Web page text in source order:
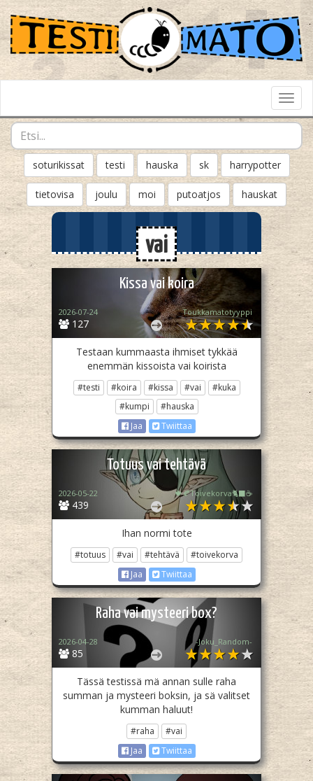
soturikissat testi hauska sk harrypotter
tietovisa joulu moi putoatjos hauskat
vai
Kissa vai koira
127
2026-07-24 Toukkamatotyyppi
Testaan kummaasta ihmiset tykkää
enemmän kissoista vai koirista
#testi #koira #kissa #vai
#kuka
#kumpi
#hauska
Jaa
Twiittaa
Totuus vai tehtävä
439
2026-05-22 🍁🍂Toivekorva🐈‍⬛☕
Ihan normi tote
#totuus #vai #tehtävä
#toivekorva
Jaa
Twiittaa
Raha vai mysteeri box?
85
2026-04-28 -Joku_Random-
Tässä testissä mä annan sulle raha
summan ja mysteeri boksin, ja sä valitset
kumman haluut!
#raha
#vai
Jaa
Twiittaa